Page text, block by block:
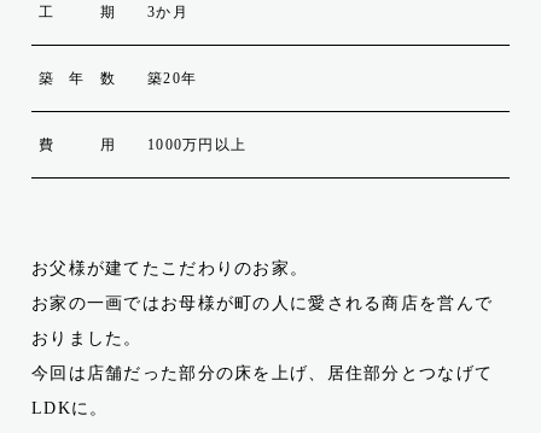
工期 3か月
築年数 築20年
費用 1000万円以上
お父様が建てたこだわりのお家。
お家の一画ではお母様が町の人に愛される商店を営んで
おりました。
今回は店舗だった部分の床を上げ、居住部分とつなげて
LDKに。